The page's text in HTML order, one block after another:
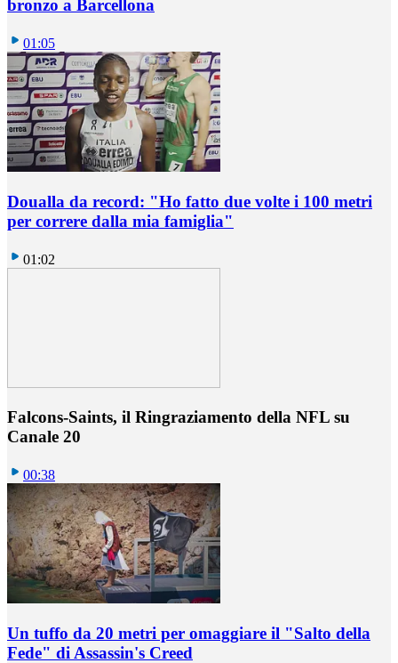
bronzo a Barcellona
01:05
Doualla da record: "Ho fatto due volte i 100 metri
per correre dalla mia famiglia"
01:02
Falcons-Saints, il Ringraziamento della NFL su
Canale 20
00:38
Un tuffo da 20 metri per omaggiare il "Salto della
Fede" di Assassin's Creed